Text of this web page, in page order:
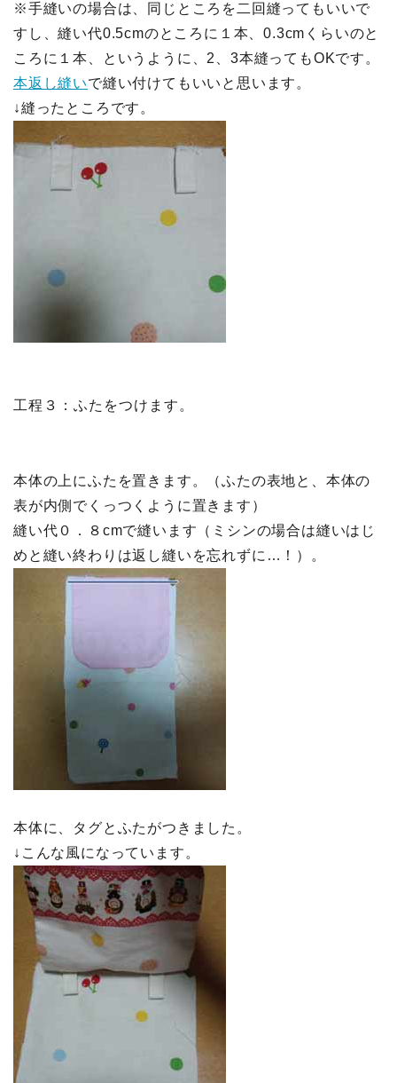
※手縫いの場合は、同じところを二回縫ってもいいで
すし、縫い代0.5cmのところに１本、0.3cmくらいのと
ころに１本、というように、2、3本縫ってもOKです。
本返し縫いで縫い付けてもいいと思います。
↓縫ったところです。
工程３：ふたをつけます。
本体の上にふたを置きます。（ふたの表地と、本体の
表が内側でくっつくように置きます）
縫い代０．８cmで縫います（ミシンの場合は縫いはじ
めと縫い終わりは返し縫いを忘れずに…！）。
本体に、タグとふたがつきました。
↓こんな風になっています。